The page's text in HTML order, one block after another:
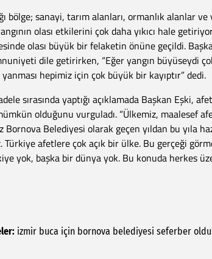
bölge; sanayi, tarım alanları, ormanlık alanlar
olası etkilerini çok daha yıkıcı hale
olası büyük bir felaketin önüne geçildi.
dile getirirken, “Eğer yangın büyüseydi
hepimiz için çok büyük bir kayıptır” dedi.
sırasında yaptığı açıklamada Başkan Eşki,
olduğunu vurguladı. “Ülkemiz, maalesef
Belediyesi olarak geçen yıldan bu yıla
Türkiye afetlere çok açık bir ülke. Bu gerçeği
yok, başka bir dünya yok. Bu konuda herkes
izmir buca için bornova belediyesi seferber oldu